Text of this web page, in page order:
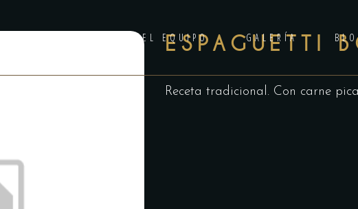
EL EQUIPO GALERÍA
ESPAGUETTI
Receta tradicional. Con carne